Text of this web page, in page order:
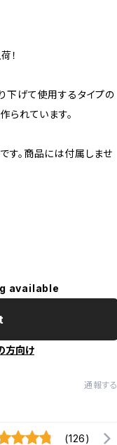
！
下げて使用するタイプの
られています。
す。商品には付属しませ
available
方向け
通報する
(126)